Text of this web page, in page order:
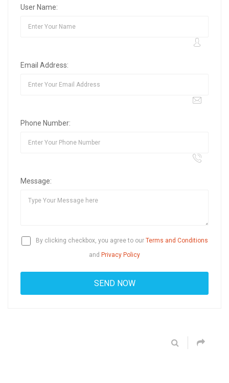
User Name:
Email Address:
Phone Number:
Message:
By clicking checkbox, you agree to our Terms and Conditions
and Privacy Policy